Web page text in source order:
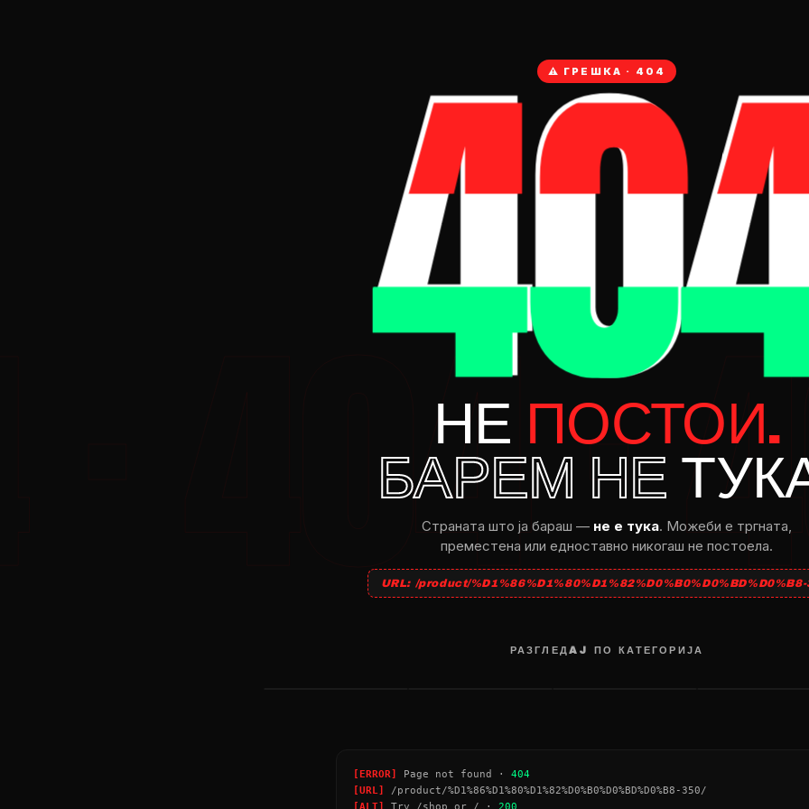
⚠ ГРЕШКА · 404
НЕ ПОСТОИ.
БАРЕМ НЕ
Страната што ja бараш — не e тука. Можеби e тргната,
преместена или едноставно никогаш не постоела.
URL: /product/
РАЗГЛЕДAJ ПО КАТЕГОРИЈА
[ERROR] Page not found · 404
[URL]
/product/%D1%86%D1%80%D1%82%D0%B0%D0%BD%D0%B8-350/